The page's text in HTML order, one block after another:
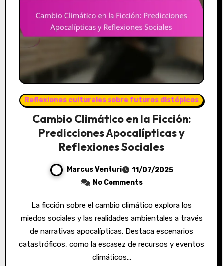
Reflexiones culturales sobre futuros distópicos
Cambio Climático en la Ficción:
Predicciones Apocalípticas y
Reflexiones Sociales
Marcus Venturi
11/07/2025
No Comments
La ficción sobre el cambio climático explora los
miedos sociales y las realidades ambientales a través
de narrativas apocalípticas. Destaca escenarios
catastróficos, como la escasez de recursos y eventos
climáticos…